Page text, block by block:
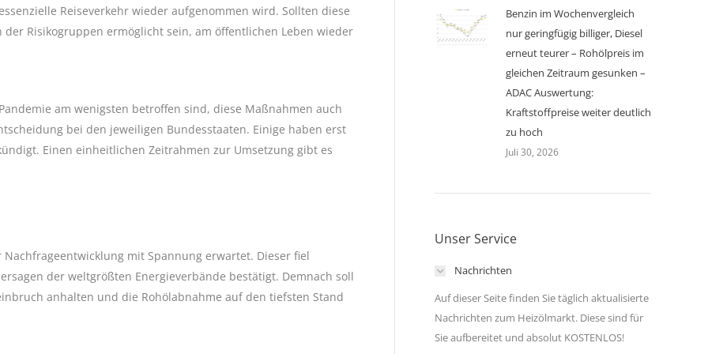
Reiseverkehr wieder aufgenommen wird. Sollten diese
Risikogruppen ermöglicht sein, am öffentlichen Leben wieder
am wenigsten betroffen sind, diese Maßnahmen auch
bei den jeweiligen Bundesstaaten. Einige haben erst
Einen einheitlichen Zeitrahmen zur Umsetzung gibt es
mit Spannung erwartet. Dieser fiel
der weltgrößten Energieverbände bestätigt. Demnach soll
anhalten und die Rohölabnahme auf den tiefsten Stand
Benzin im Wochenvergleich
nur geringfügig billiger, Diesel
erneut teurer – Rohölpreis im
gleichen Zeitraum gesunken –
ADAC Auswertung:
Kraftstoffpreise weiter deutlich
zu hoch
Juli 30, 2026
Unser Service
Nachrichten
Auf dieser Seite finden Sie täglich aktualisierte
Nachrichten zum Heizölmarkt. Diese sind für
Sie aufbereitet und absolut KOSTENLOS!